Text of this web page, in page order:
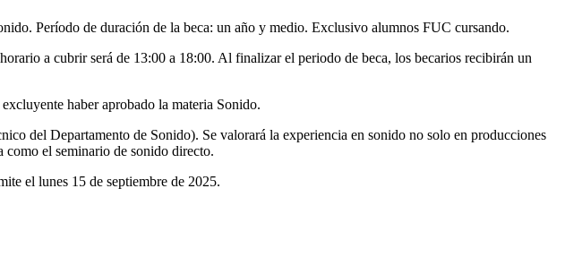
Período de duración de la beca: un año y medio. Exclusivo alumnos FUC cursando.
a cubrir será de 13:00 a 18:00. Al finalizar el periodo de beca, los becarios recibirán un
haber aprobado la materia Sonido.
del Departamento de Sonido). Se valorará la experiencia en sonido no solo en producciones
como el seminario de sonido directo.
el lunes 15 de septiembre de 2025.